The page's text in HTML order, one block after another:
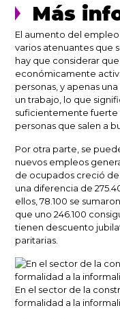
Más
El aumento del
varios atenuantes que
hay que considerar
económicamente
personas, y apenas
un trabajo, lo que
suficientemente fuerte
personas que salen a
Por otra parte, se
nuevos empleos
de ocupados creció de
una diferencia de
ellos, 78.100 se
que uno 246.100
tienen descuento
paritarias.
En el sector de la
formalidad a la